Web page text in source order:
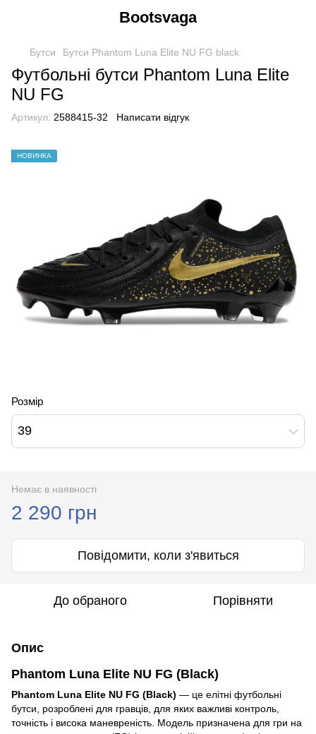
Bootsvaga
Бутси Бутси Phantom Luna Elite NU FG black
Футбольні бутси Phantom Luna Elite
NU FG
Артикул: 2588415-32 Написати відгук
НОВИНКА
Розмір
39
Немає в наявності
2 290 грн
Повідомити, коли з'явиться
До обраного Порівняти
Опис
Phantom Luna Elite NU FG (Black)
Phantom Luna Elite NU FG (Black) — це елітні футбольні
бутси, розроблені для гравців, для яких важливі контроль,
точність і висока маневреність. Модель призначена для гри на